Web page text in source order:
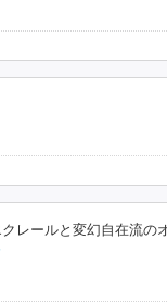
レールと変幻自在流の